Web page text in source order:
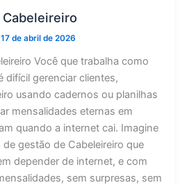
17 de abril de 2026
Você que trabalha como
difícil gerenciar clientes,
usando cadernos ou planilhas
mensalidades eternas em
quando a internet cai. Imagine
gestão de Cabeleireiro que
depender de internet, e com
sem surpresas, sem